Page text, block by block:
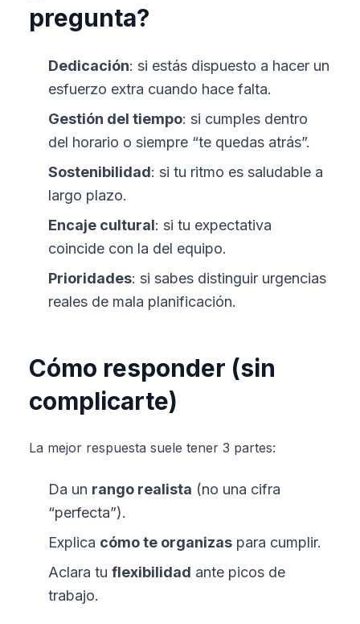
pregunta?
Dedicación: si estás dispuesto a hacer un
esfuerzo extra cuando hace falta.
Gestión del tiempo: si cumples dentro
del horario o siempre “te quedas atrás”.
Sostenibilidad: si tu ritmo es saludable a
largo plazo.
Encaje cultural: si tu expectativa
coincide con la del equipo.
Prioridades: si sabes distinguir urgencias
reales de mala planificación.
Cómo responder (sin
complicarte)
La mejor respuesta suele tener 3 partes:
Da un rango realista (no una cifra
“perfecta”).
Explica cómo te organizas para cumplir.
Aclara tu flexibilidad ante picos de
trabajo.